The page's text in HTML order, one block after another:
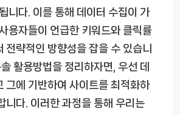
니다. 이를 통해 데이터 수집이 가
용자들이 언급한 키워드와 클릭률
전략적인 방향성을 잡을 수 있습니
활용방법을 정리하자면, 우선 데
그에 기반하여 사이트를 최적화하
니다. 이러한 과정을 통해 우리는